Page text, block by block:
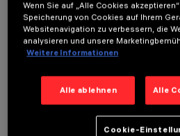
TECHNISCHE DATEN
Wenn Sie auf „Alle Cookies
Speicherung von Cookies auf Ihrem
Websitenavigation zu verbessern, die
analysieren und unsere
Weitere Informationen
Alle ablehnen Alle
Cookie-